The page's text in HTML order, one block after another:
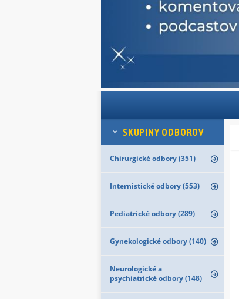
SKUPINY ODBOROV
Chirurgické odbory (351)
Internistické odbory (553)
Pediatrické odbory (289)
Gynekologické odbory (140)
Neurologické a
psychiatrické odbory (148)